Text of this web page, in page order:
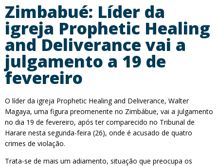
Zimbabué: Líder da
igreja Prophetic Healing
and Deliverance vai a
julgamento a 19 de
fevereiro
O líder da igreja Prophetic Healing and Deliverance, Walter
Magaya, uma figura preomenente no Zimbábue, vai a julgamento
no dia 19 de fevereiro, após ter comparecido no Tribunal de
Harare nesta segunda-feira (26), onde é acusado de quatro
crimes de violação.
Trata-se de mais um adiamento, situação que preocupa os